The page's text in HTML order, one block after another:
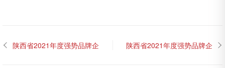
陕西省2021年度强势品牌企
陕西省2021年度强势品牌企